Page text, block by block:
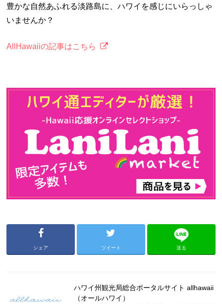
豊かな自然あふれる淡路島に、ハワイを感じにいらっしゃ
いませんか？
AllHawaiiの記事はこちら
シェア ツイート 送る
ハワイ州観光局総合ポータルサイト allhawaii
（オールハワイ）